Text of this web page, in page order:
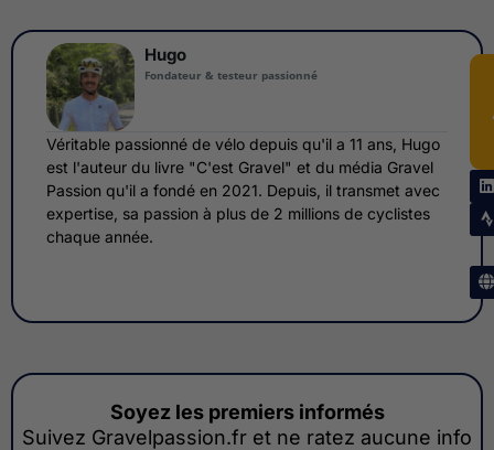
Hugo
Fondateur & testeur passionné
Véritable passionné de vélo depuis qu'il a 11 ans, Hugo
est l'auteur du livre "C'est Gravel" et du média Gravel
Passion qu'il a fondé en 2021. Depuis, il transmet avec
expertise, sa passion à plus de 2 millions de cyclistes
chaque année.
Soyez les premiers informés
Suivez Gravelpassion.fr et ne ratez aucune info